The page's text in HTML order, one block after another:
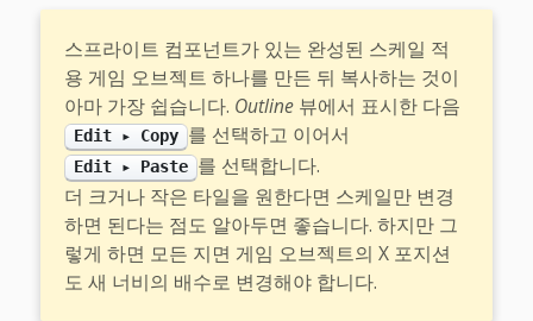
스프라이트 컴포넌트가 있는 완성된 스케일 적
용 게임 오브젝트 하나를 만든 뒤 복사하는 것이
아마 가장 쉽습니다. Outline 뷰에서 표시한 다음
Edit ▸ Copy 를 선택하고 이어서
Edit ▸ Paste 를 선택합니다.
더 크거나 작은 타일을 원한다면 스케일만 변경
하면 된다는 점도 알아두면 좋습니다. 하지만 그
렇게 하면 모든 지면 게임 오브젝트의 X 포지션
도 새 너비의 배수로 변경해야 합니다.